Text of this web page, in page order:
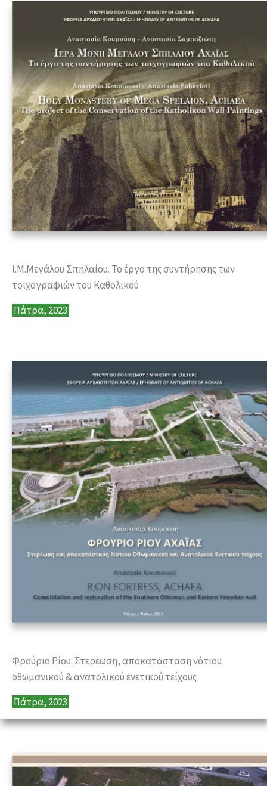
Ι.Μ.Μεγάλου Σπηλαίου. Το έργο της συντήρησης των
τοιχογραφιών του Καθολικού
Πάτρα, 2023
Φρούριο Ρίου. Στερέωση, αποκατάσταση νότιου
οθωμανικού & ανατολικού ενετικού τείχους
Πάτρα, 2023